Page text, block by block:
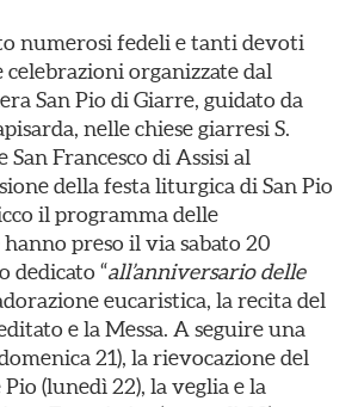
numerosi fedeli e tanti devoti
organizzate dal
San Pio di Giarre, guidato da
nelle chiese giarresi S.
Francesco di Assisi al
della festa liturgica di San Pio
il programma delle
preso il via sabato 20
dedicato “all’anniversario delle
eucaristica, la recita del
e la Messa. A seguire una
21), la rievocazione del
(lunedì 22), la veglia e la